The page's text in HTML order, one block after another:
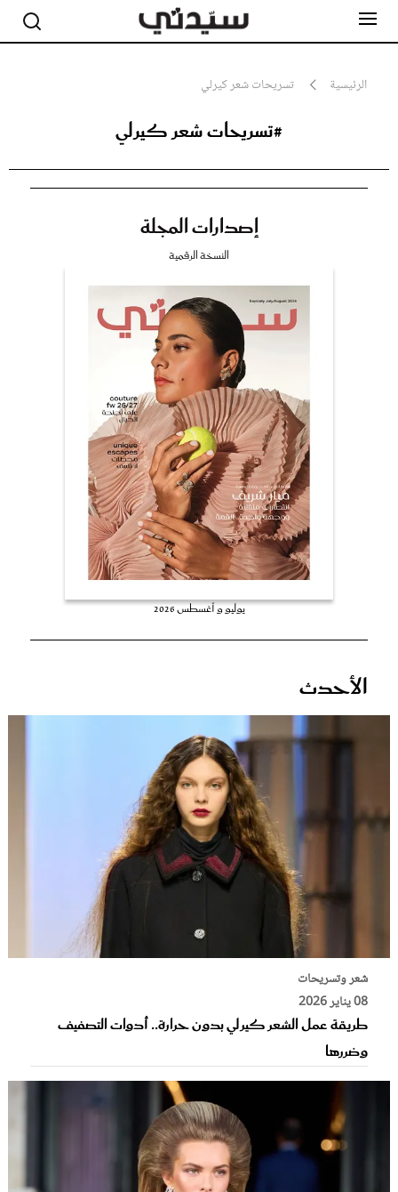
الرئيسية تسريحات شعر كيرلي
#تسريحات شعر كيرلي
إصدارات المجلة
النسخة الرقمية
يوليو و أغسطس 2026
الأحدث
شعر وتسريحات
08 يناير 2026
طريقة عمل الشعر كيرلي بدون حرارة.. أدوات التصفيف
وضررها
جمال
صحة ورشاقة
عروس سيدتي
غلاف رفمي